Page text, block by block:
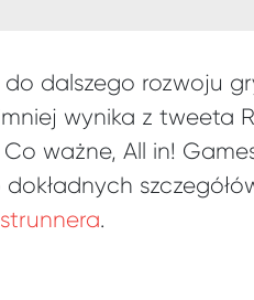
dalszego rozwoju
wynika z tweeta
ważne, All in!
.